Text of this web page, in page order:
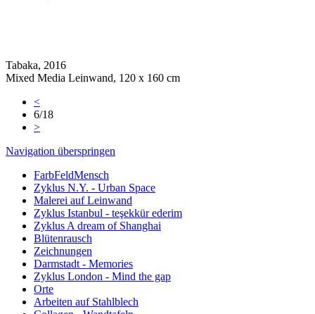
Tabaka, 2016
Mixed Media Leinwand, 120 x 160 cm
<
6/18
>
Navigation überspringen
FarbFeldMensch
Zyklus N.Y. - Urban Space
Malerei auf Leinwand
Zyklus Istanbul - teşekkür ederim
Zyklus A dream of Shanghai
Blütenrausch
Zeichnungen
Darmstadt - Memories
Zyklus London - Mind the gap
Orte
Arbeiten auf Stahlblech